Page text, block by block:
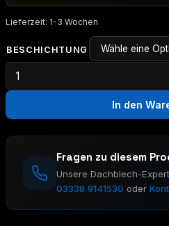
Lieferzeit: 1-3 Wochen
BESCHICHTUNG
Pultabschluss
Menge
In den
Fragen zu diesem
Unsere Dachblech-
03338 9141530 oder